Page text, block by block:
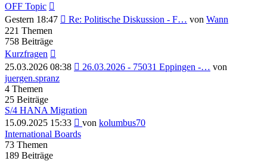
OFF Topic
Gestern 18:47
Neuester
Re: Politische Diskussion - F… von Wann
221 Themen
758 Beiträge
Kurzfragen
25.03.2026 08:38
Neuester
26.03.2026 - 75031 Eppingen -… von
juergen.spranz
4 Themen
25 Beiträge
S/4 HANA Migration
15.09.2025 15:33
Neuester
Beitrag
von kolumbus70
International Boards
73 Themen
189 Beiträge